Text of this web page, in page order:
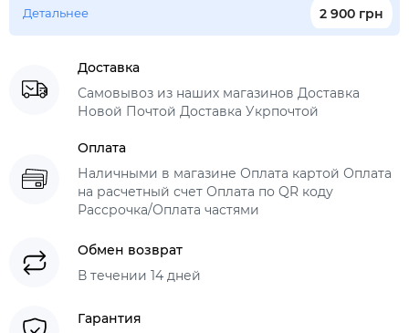
2 900 грн
Детальнее
Доставка
Самовывоз из наших магазинов Доставка
Новой Почтой Доставка Укрпочтой
Оплата
Наличными в магазине Оплата картой Оплата
на расчетный счет Оплата по QR коду
Рассрочка/Оплата частями
Обмен возврат
В течении 14 дней
Гарантия